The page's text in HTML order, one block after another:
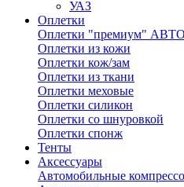
УАЗ
Оплетки
Оплетки "премиум"
Оплетки из кожи
Оплетки кож/зам
Оплетки из ткани
Оплетки меховые
Оплетки силикон
Оплетки со шнуровкой
Оплетки спонж
Тенты
Аксессуары
Автомобильные